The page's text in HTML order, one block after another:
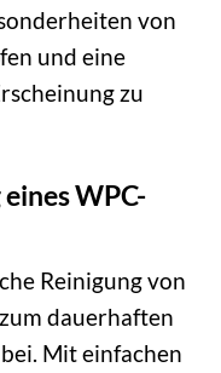
von
und eine
zu
WPC-
Reinigung von
dauerhaften
Mit einfachen